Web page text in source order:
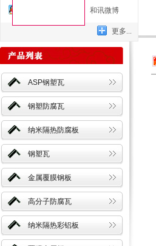
ASP钢塑瓦
钢塑防腐瓦
纳米隔热防腐板
钢塑瓦
金属覆膜钢板
高分子防腐瓦
纳米隔热彩铝板
和讯微博
更多...